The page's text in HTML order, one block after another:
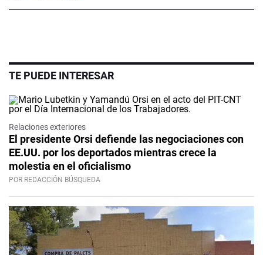
TE PUEDE INTERESAR
Relaciones exteriores
El presidente Orsi defiende las negociaciones con
EE.UU. por los deportados mientras crece la
molestia en el oficialismo
POR REDACCIÓN BÚSQUEDA